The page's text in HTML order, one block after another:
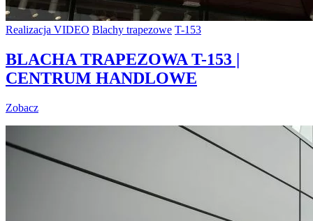
Realizacja VIDEO Blachy trapezowe T-153
BLACHA TRAPEZOWA T-153 |
CENTRUM HANDLOWE
Zobacz